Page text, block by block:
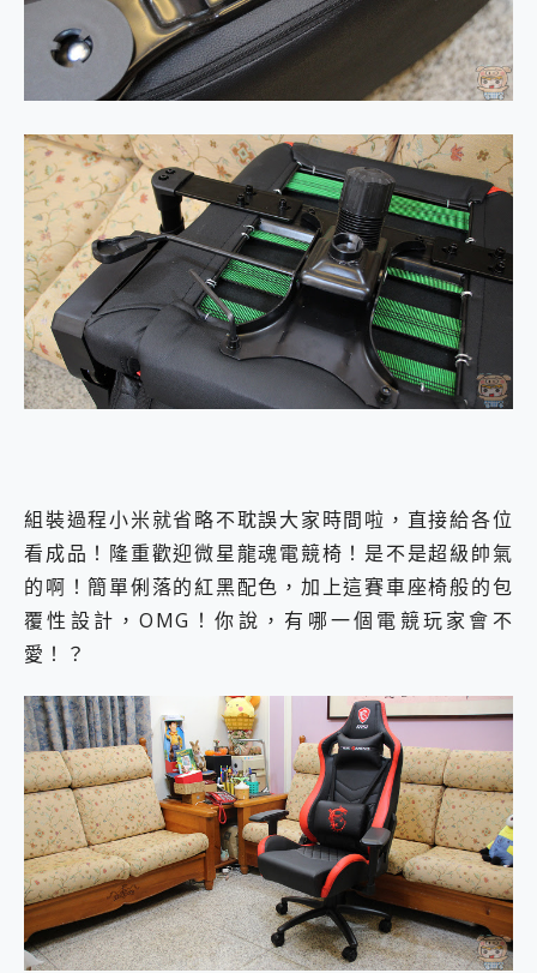
組裝過程小米就省略不耽誤大家時間啦，直接給各位
看成品！隆重歡迎微星龍魂電競椅！是不是超級帥氣
的啊！簡單俐落的紅黑配色，加上這賽車座椅般的包
覆性設計，OMG！你說，有哪一個電競玩家會不
愛！？